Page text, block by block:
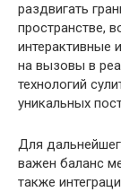
раздвигать
пространстве,
интерактивные
на вызовы в
технологий
уникальных
Для
важен баланс
также